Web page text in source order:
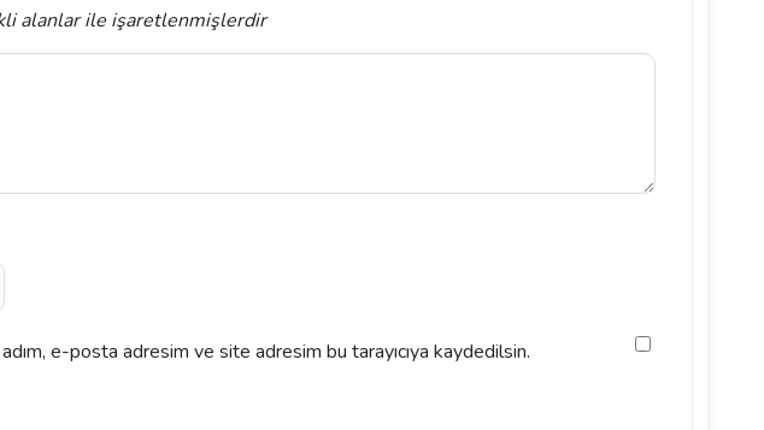
alanlarile işaretlenmişlerdir
e-posta adresim ve site adresim bu tarayıcıya kaydedilsin.